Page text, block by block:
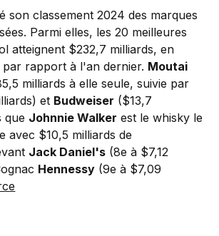
son classement 2024 des marques
Parmi elles, les 20 meilleures
atteignent $232,7 milliards, en
par rapport à l'an dernier. Moutai
milliards à elle seule, suivie par
et Budweiser ($13,7
que Johnnie Walker est le whisky le
avec $10,5 milliards de
Jack Daniel's (8e à $7,12
Hennessy (9e à $7,09